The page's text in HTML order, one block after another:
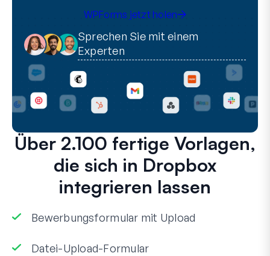
WPForms jetzt holen
Sprechen Sie mit einem
Experten
Über 2.100 fertige Vorlagen,
die sich in Dropbox
integrieren lassen
Bewerbungsformular mit Upload
Datei-Upload-Formular